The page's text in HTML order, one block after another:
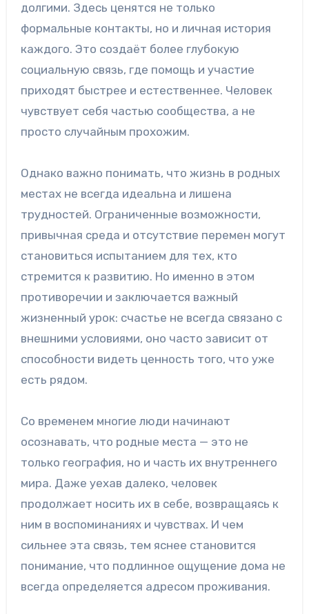
долгими. Здесь ценятся не только
формальные контакты, но и личная история
каждого. Это создаёт более глубокую
социальную связь, где помощь и участие
приходят быстрее и естественнее. Человек
чувствует себя частью сообщества, а не
просто случайным прохожим.
Однако важно понимать, что жизнь в родных
местах не всегда идеальна и лишена
трудностей. Ограниченные возможности,
привычная среда и отсутствие перемен могут
становиться испытанием для тех, кто
стремится к развитию. Но именно в этом
противоречии и заключается важный
жизненный урок: счастье не всегда связано с
внешними условиями, оно часто зависит от
способности видеть ценность того, что уже
есть рядом.
Со временем многие люди начинают
осознавать, что родные места — это не
только география, но и часть их внутреннего
мира. Даже уехав далеко, человек
продолжает носить их в себе, возвращаясь к
ним в воспоминаниях и чувствах. И чем
сильнее эта связь, тем яснее становится
понимание, что подлинное ощущение дома не
всегда определяется адресом проживания.